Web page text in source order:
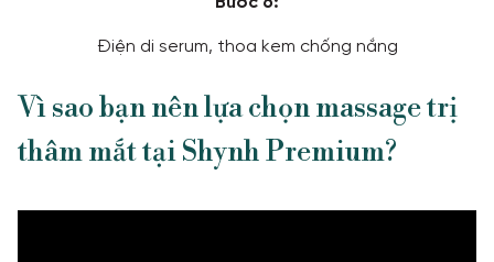
Điện di serum, thoa kem chống nắng
Vì sao bạn nên lựa chọn massage trị
thâm mắt tại Shynh Premium?